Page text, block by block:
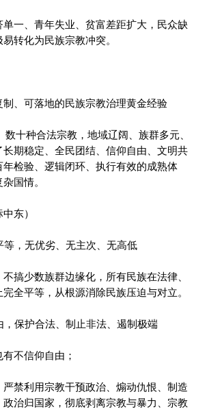
一、青年失业、贫富差距扩大，民众缺
转化为民族宗教冲突。
、可落地的民族宗教治理黄金经验
十种合法宗教，地域辽阔、族群多元、
期稳定、全民团结、信仰自由、文明共
检验、逻辑闭环、执行有效的成熟体
国情。
东）
等，无优劣、无主次、无高低
搞少数族群边缘化，所有民族在法律、
全平等，从根源消除民族压迫与对立。
，保护合法、制止非法、遏制极端
不信仰自由；
禁利用宗教干预政治、煽动仇恨、制造
治归国家，彻底剥离宗教与暴力、宗教